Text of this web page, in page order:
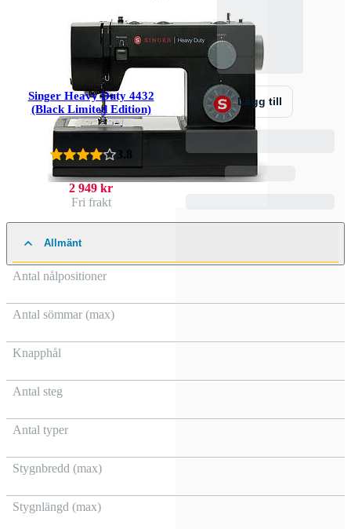
Singer Heavy Duty 4432
(Black Limited Edition)
3.8
2 949 kr
Fri frakt
Lägg till
Allmänt
Antal nålpositioner
Antal sömmar (max)
Knapphål
Antal steg
Antal typer
Stygnbredd (max)
Stygnlängd (max)